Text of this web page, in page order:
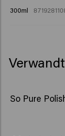
Citronellol,
300ml
So Pure